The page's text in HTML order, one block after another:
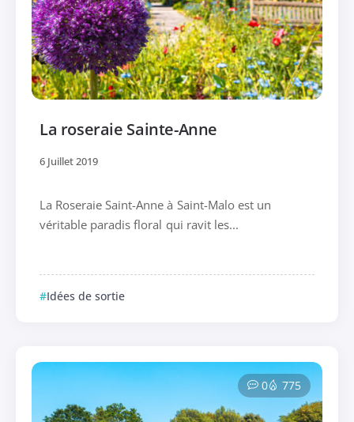
La roseraie Sainte-Anne
6 Juillet 2019
La Roseraie Saint-Anne à Saint-Malo est un
véritable paradis floral qui ravit les...
Idées de sortie
0 775